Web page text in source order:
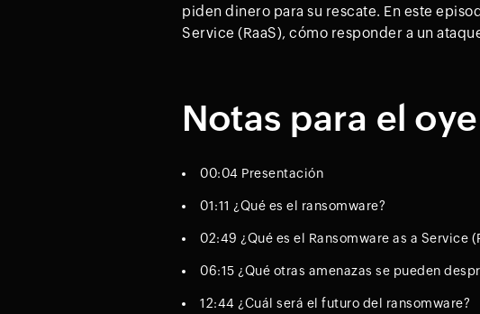
piden dinero para su rescate. En este
Service (RaaS), cómo responder a un
Notas para el
00:04 Presentación
01:11 ¿Qué es el ransomware?
02:49 ¿Qué es el Ransomware as a Service
06:15 ¿Qué otras amenazas se pueden
12:44 ¿Cuál será el futuro del ransomware?